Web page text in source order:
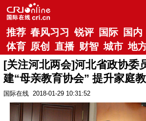
推荐 春风习习 锐评 国际 国内
体育 原创 直播 财智 城市 地
[关注河北两会]河北省政协委
建“母亲教育协会” 提升家庭
国际在线 2018-01-29 10:31:52